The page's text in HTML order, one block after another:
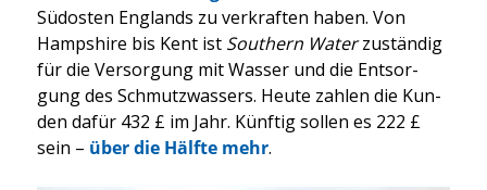
Süd­os­ten Eng­lands zu ver­kraf­ten haben. Von
Hamp­shire bis Kent ist Sou­thern Waterzustän­dig
für die Ver­sor­gung mit Was­ser und die Ent­sor­
gung des Schmutz­was­sers. Heu­te zah­len die Kun­
den dafür 432 £ im Jahr. Künf­tig sol­len es 222 £
sein – über die Hälf­te mehr.